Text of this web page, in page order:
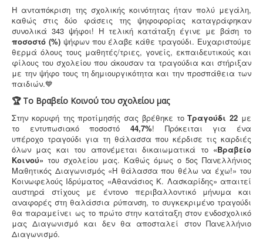
Η ανταπόκριση της σχολικής κοινότητας ήταν πολύ μεγάλη,
καθώς στις δύο φάσεις της ψηφοφορίας καταγράφηκαν
συνολικά 343 ψήφοι! Η τελική κατάταξη έγινε με βάση το
ποσοστό (%)ψήφων που έλαβε κάθε τραγούδι. Ευχαριστούμε
θερμά όλους τους μαθητές/τριες, γονείς, εκπαιδευτικούς και
φίλους του σχολείου που άκουσαν τα τραγούδια και στήριξαν
με την ψήφο τους τη δημιουργικότητα και την προσπάθεια των
παιδιών.💙
🏆 Το Βραβείο Κοινού του σχολείου μας
Στην κορυφή της προτίμησής σας βρέθηκε τοΤραγούδι 22 με
το εντυπωσιακό ποσοστό 44,7%! Πρόκειται για ένα
υπέροχο τραγούδι για τη θάλασσα που κέρδισε τις καρδιές
όλων μας και του απονέμεται δικαιωματικά το «Βραβείο
Κοινού» του σχολείου μας. Καθώς όμως ο 5ος Πανελλήνιος
Μαθητικός Διαγωνισμός «Η θάλασσα που θέλω να έχω!» του
Κοινωφελούς Ιδρύματος «Αθανάσιος Κ. Λασκαρίδης» απαιτεί
αυστηρά στίχους με έντονο περιβαλλοντικό μήνυμα και
αναφορές στη θαλάσσια ρύπανση, το συγκεκριμένο τραγούδι
θα παραμείνει ως το πρώτο στην κατάταξη στον ενδοσχολικό
μας Διαγωνισμό και δεν θα αποσταλεί στον Πανελλήνιο
Διαγωνισμό.